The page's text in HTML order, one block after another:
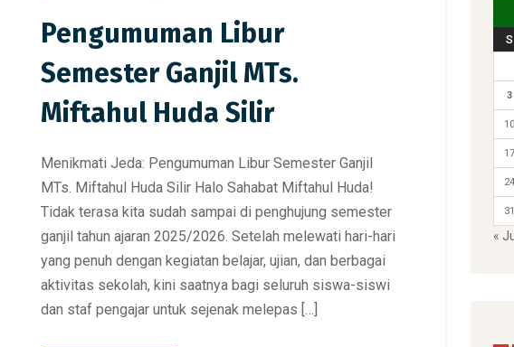
Pengumuman Libur
Semester Ganjil MTs.
Miftahul Huda Silir
Menikmati Jeda: Pengumuman Libur Semester Ganjil
MTs. Miftahul Huda Silir Halo Sahabat Miftahul Huda!
Tidak terasa kita sudah sampai di penghujung semester
ganjil tahun ajaran 2025/2026. Setelah melewati hari-hari
yang penuh dengan kegiatan belajar, ujian, dan berbagai
aktivitas sekolah, kini saatnya bagi seluruh siswa-siswi
dan staf pengajar untuk sejenak melepas […]
S
3
10
17
24
31
«